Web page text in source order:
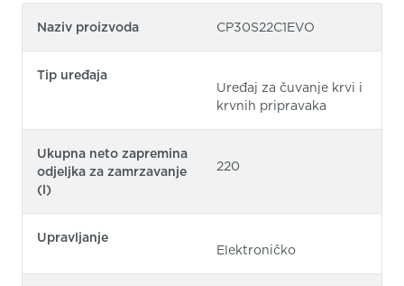
Naziv proizvoda CP30S22C1EVO
Tip uređaja
Uređaj za čuvanje krvi i
krvnih pripravaka
Ukupna neto zapremina
odjeljka za zamrzavanje
(l)
220
Upravljanje
Elektroničko